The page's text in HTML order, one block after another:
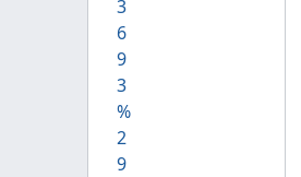
3
6
9
3
%
2
9